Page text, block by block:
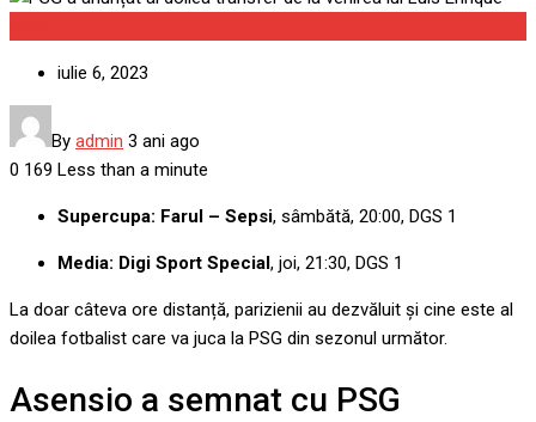
iulie 6, 2023
By admin 3 ani ago
0 169 Less than a minute
Supercupa: Farul – Sepsi, sâmbătă, 20:00, DGS 1
Media: Digi Sport Special, joi, 21:30, DGS 1
La doar câteva ore distanță, parizienii au dezvăluit și cine este al
doilea fotbalist care va juca la PSG din sezonul următor.
Asensio a semnat cu PSG